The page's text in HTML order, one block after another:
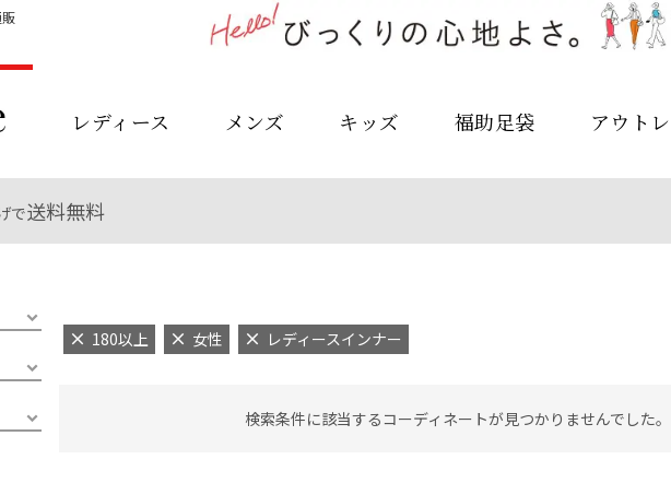
レディース メンズ キッズ 福助足袋 アウト
で送料無料
180以上 女性 レディースインナー
検索条件に該当するコーディネートが見つかりませんでした